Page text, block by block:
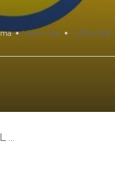
Yorum Yok Lifecell
...